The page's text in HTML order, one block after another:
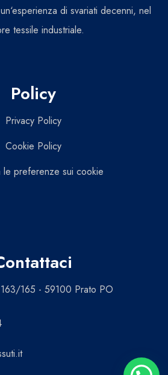
di svariati decenni, nel
tessile industriale.
Policy
Privacy Policy
Cookie Policy
le preferenze sui cookie
165 - 59100 Prato PO